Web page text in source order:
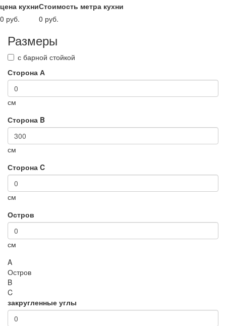
цена кухни
0 руб.
Стоимость метра кухни
0 руб.
Размеры
с барной стойкой
Сторона А
см
Сторона B
см
Сторона C
см
Остров
см
A
Остров
B
C
закругленные углы